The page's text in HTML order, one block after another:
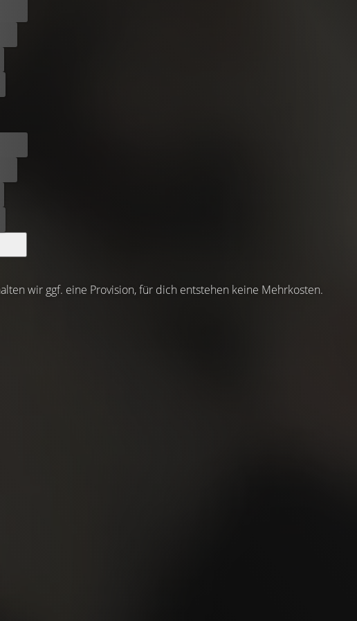
wir ggf. eine Provision, für dich entstehen keine Mehrkosten.